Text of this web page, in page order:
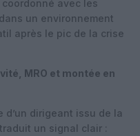
avec les
un environnement
après le pic de la crise
MRO et montée en
d’un dirigeant issu de la
un signal clair :